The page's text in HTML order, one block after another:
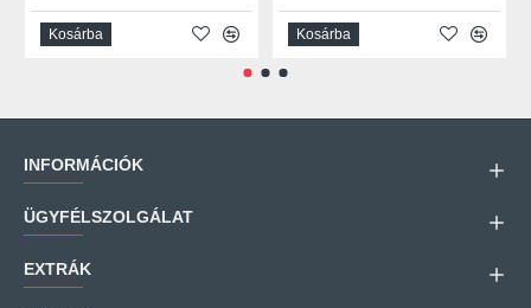
Kosárba Kosárba
INFORMÁCIÓK
ÜGYFÉLSZOLGÁLAT
EXTRÁK